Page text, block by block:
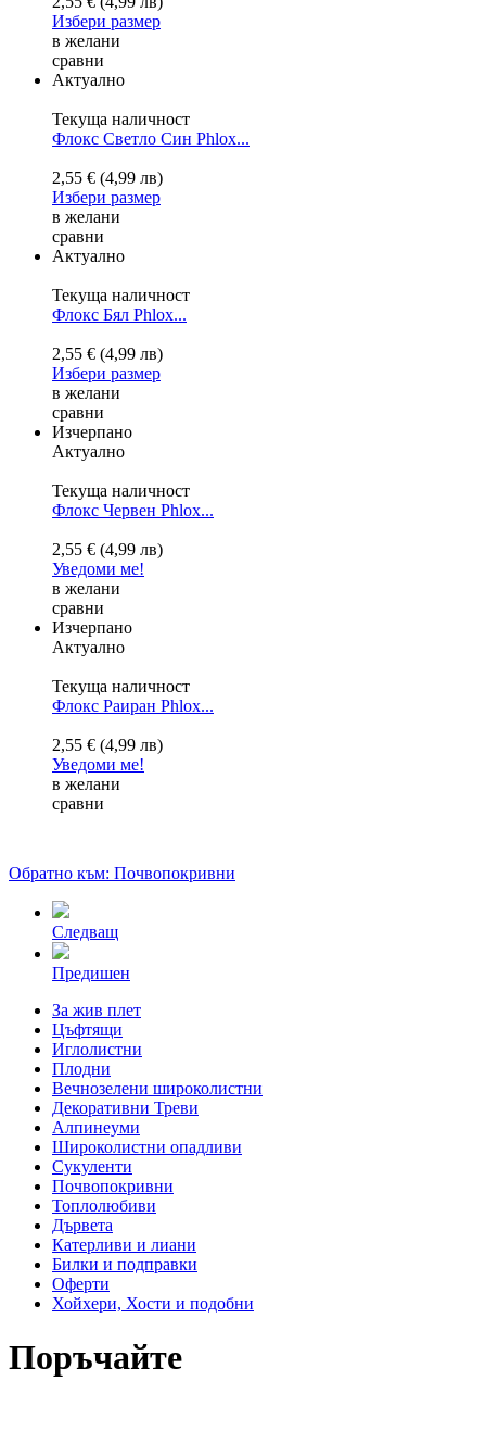
Избери размер
в желани
сравни
Актуално
Текуща наличност
Флокс Светло Син Phlox...
2,55 € (4,99 лв)
Избери размер
в желани
сравни
Актуално
Текуща наличност
Флокс Бял Phlox...
2,55 € (4,99 лв)
Избери размер
в желани
сравни
Изчерпано
Актуално
Текуща наличност
Флокс Червен Phlox...
2,55 € (4,99 лв)
Уведоми ме!
в желани
сравни
Изчерпано
Актуално
Текуща наличност
Флокс Раиран Phlox...
2,55 € (4,99 лв)
Уведоми ме!
в желани
сравни
Обратно към: Почвопокривни
Следващ
Предишен
За жив плет
Цъфтящи
Иглолистни
Плодни
Вечнозелени широколистни
Декоративни Треви
Алпинеуми
Широколистни опадливи
Сукуленти
Почвопокривни
Топлолюбиви
Дървета
Катерливи и лиани
Билки и подправки
Оферти
Хойхери, Хости и подобни
Поръчайте